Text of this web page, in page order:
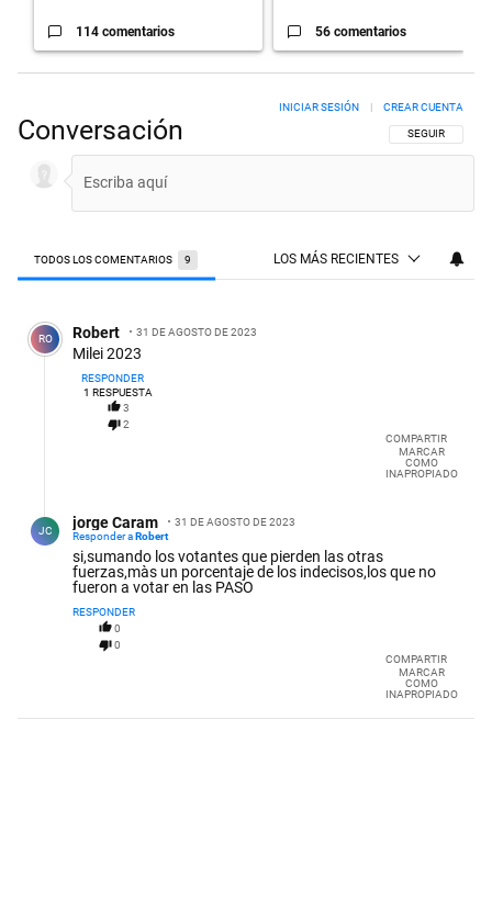
114 comentarios 56 comentarios
Conversación SIGA ESTA
SEGUIR
INICIAR SESIÓN | CREAR CUENTA
TODOS LOS COMENTARIOS 9 LOS MÁS RECIENTES
RO Robert 31 DE AGOSTO DE 2023
Milei 2023
RESPONDER
1 RESPUESTA
3
2
COMPARTIR
MARCAR
COMO
INAPROPIADO
JC jorge Caram
31 DE AGOSTO DE 2023
Responder aRobert
si,sumando los votantes que pierden las otras
fuerzas,màs un porcentaje de los indecisos,los que no
fueron a votar en las PASO
RESPONDER
0
0
COMPARTIR
MARCAR
COMO
INAPROPIADO